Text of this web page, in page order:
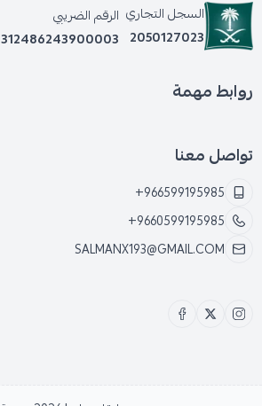
السجل التجاري
2050127023
الرقم الضريبي
312486243900003
روابط مهمة
تواصل معنا
+966599195985
+9660599195985
SALMANX193@GMAIL.COM